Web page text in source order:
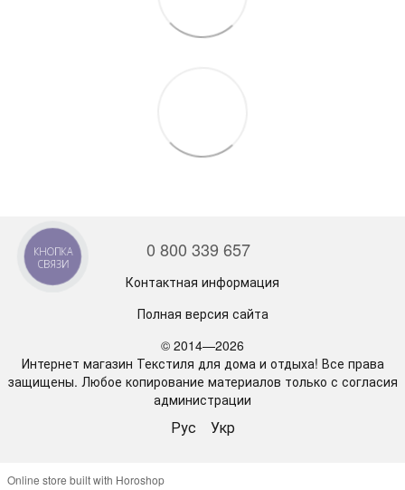
0 800 339 657
Контактная информация
Полная версия сайта
© 2014—2026
Интернет магазин Текстиля для дома и отдыха! Все права
защищены. Любое копирование материалов только с согласия
администрации
Рус Укр
Online store built with Horoshop
КНОПКА
СВЯЗИ